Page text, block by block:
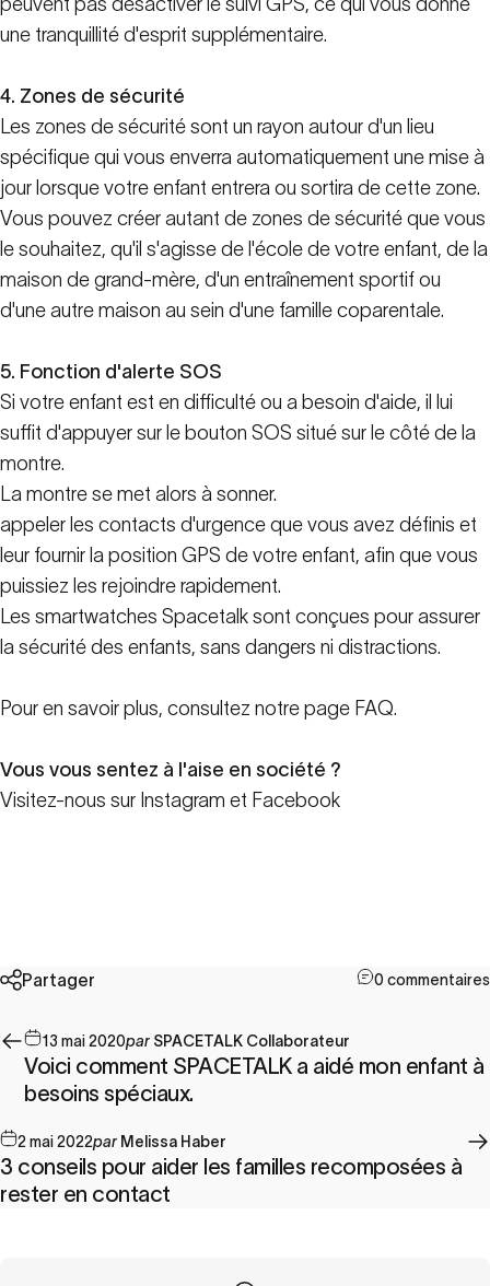
une tranquillité d'esprit supplémentaire.
4. Zones de sécurité
Les zones de sécurité sont un rayon autour d'un lieu
spécifique qui vous enverra automatiquement une mise à
jour lorsque votre enfant entrera ou sortira de cette zone.
Vous pouvez créer autant de zones de sécurité que vous
le souhaitez, qu'il s'agisse de l'école de votre enfant, de la
maison de grand-mère, d'un entraînement sportif ou
d'une autre maison au sein d'une famille coparentale.
5. Fonction d'alerte SOS
Si votre enfant est en difficulté ou a besoin d'aide, il lui
suffit d'appuyer sur le bouton SOS situé sur le côté de la
montre.
La montre se met alors à sonner.
appeler les contacts d'urgence que vous avez définis et
leur fournir la position GPS de votre enfant, afin que vous
puissiez les rejoindre rapidement.
Les smartwatches Spacetalk sont conçues pour assurer
la sécurité des enfants, sans dangers ni distractions.
Pour en savoir plus, consultez notre page FAQ.
Vous vous sentez à l'aise en société ?
Visitez-nous sur Instagram et Facebook
Partager 0 commentaires
13 mai 2020par SPACETALK Collaborateur
Voici comment SPACETALK a aidé mon enfant à
besoins spéciaux.
2 mai 2022par Melissa Haber
3 conseils pour aider les familles recomposées à
rester en contact